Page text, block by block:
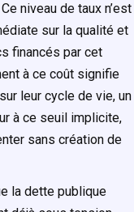
niveau de taux n’est
sur la qualité et
financés par cet
à ce coût signifie
leur cycle de vie, un
à ce seuil implicite,
sans création de
la dette publique